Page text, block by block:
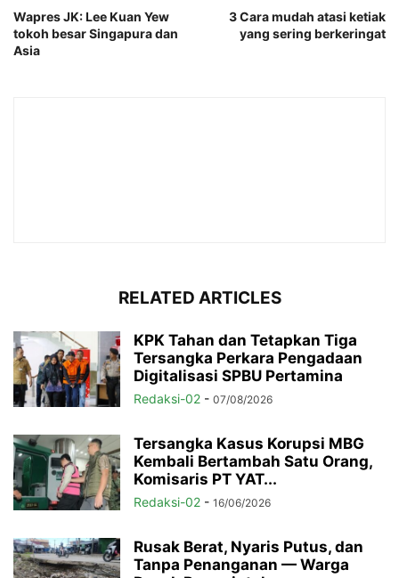
Wapres JK: Lee Kuan Yew
tokoh besar Singapura dan
Asia
3 Cara mudah atasi ketiak
yang sering berkeringat
RELATED ARTICLES
KPK Tahan dan Tetapkan Tiga
Tersangka Perkara Pengadaan
Digitalisasi SPBU Pertamina
Redaksi-02 - 07/08/2026
Tersangka Kasus Korupsi MBG
Kembali Bertambah Satu Orang,
Komisaris PT YAT...
Redaksi-02 - 16/06/2026
Rusak Berat, Nyaris Putus, dan
Tanpa Penanganan — Warga